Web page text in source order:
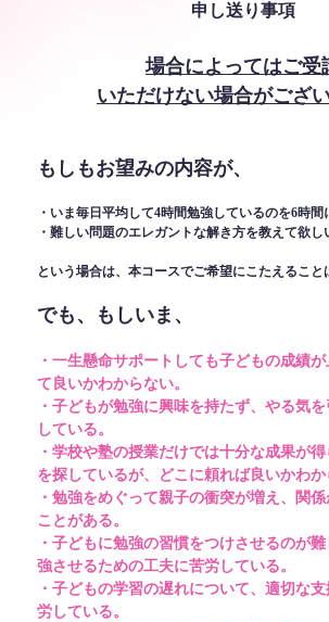
申し送り事項
場合によってはご受
いただけない場合がござい
もしもお望みの内容が、
・いま毎日平均して4時間勉強しているのを6時間
・難しい問題のエレガントな解き方を教えて欲し
という場合は、本コースでご希望にこたえること
でも、もしいま、
・一生懸命サポートしても子どもの成績
て良いかわからない。
・子どもが勉強に興味を持たず、やる気
している。
・学校や塾の授業だけでは十分な成果が
を探しているが、どこに頼れば良いかわか
・勉強をめぐって親子の衝突が増え、関
ことがある。
・子どもに勉強の習慣をつけさせるのが
強させるための工夫に苦労している。
・子どもの学習の遅れについて、適切な
労している。